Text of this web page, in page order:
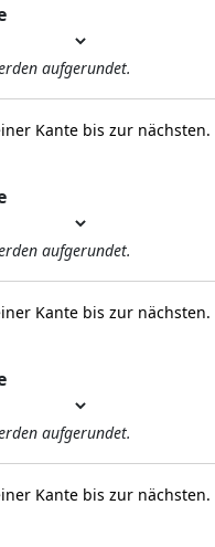
aufgerundet.
Kante bis zur nächsten.
aufgerundet.
Kante bis zur nächsten.
aufgerundet.
Kante bis zur nächsten.